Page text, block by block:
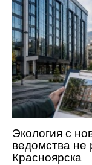
Экология с
ведомства
Красноярска